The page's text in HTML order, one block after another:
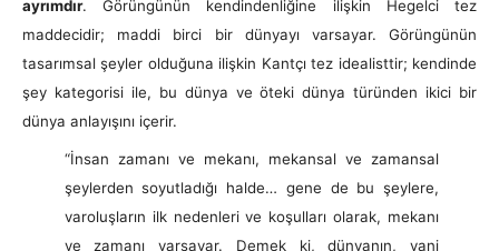
ayrımdır. Görüngünün kendindenliğine ilişkin Hegelci tez
maddecidir; maddi birci bir dünyayı varsayar. Görüngünün
tasarımsal şeyler olduğuna ilişkin Kantçı tez idealisttir; kendinde
şey kategorisi ile, bu dünya ve öteki dünya türünden ikici bir
dünya anlayışını içerir.
“İnsan zamanı ve mekanı, mekansal ve zamansal
şeylerden soyutladığı halde… gene de bu şeylere,
varoluşların ilk nedenleri ve koşulları olarak, mekanı
ve zamanı varsayar. Demek ki, dünyanın, yani